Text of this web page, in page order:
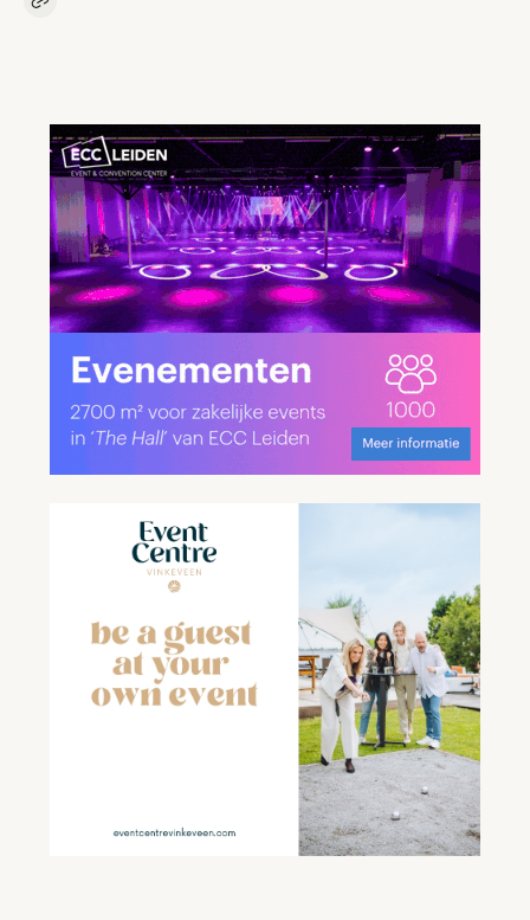
Kopieer link naar artikel